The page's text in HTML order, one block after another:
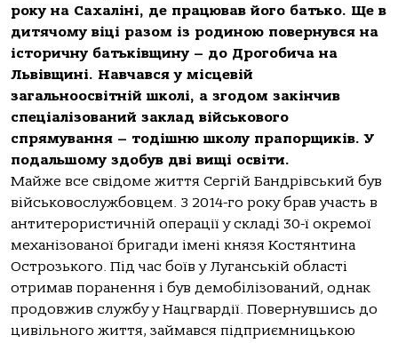
року на Сахаліні, де працював його батько. Ще в
дитячому віці разом із родиною повернувся на
історичну батьківщину – до Дрогобича на
Львівщині. Навчався у місцевій
загальноосвітній школі, а згодом закінчив
спеціалізований заклад військового
спрямування – тодішню школу прапорщиків. У
подальшому здобув дві вищі освіти.
Майже все свідоме життя Сергій Бандрівський був
військовослужбовцем. З 2014-го року брав участь в
антитерористичній операції у складі 30-ї окремої
механізованої бригади імені князя Костянтина
Острозького. Під час боїв у Луганській області
отримав поранення і був демобілізований, однак
продовжив службу у Нацгвардії. Повернувшись до
цивільного життя, займався підприємницькою